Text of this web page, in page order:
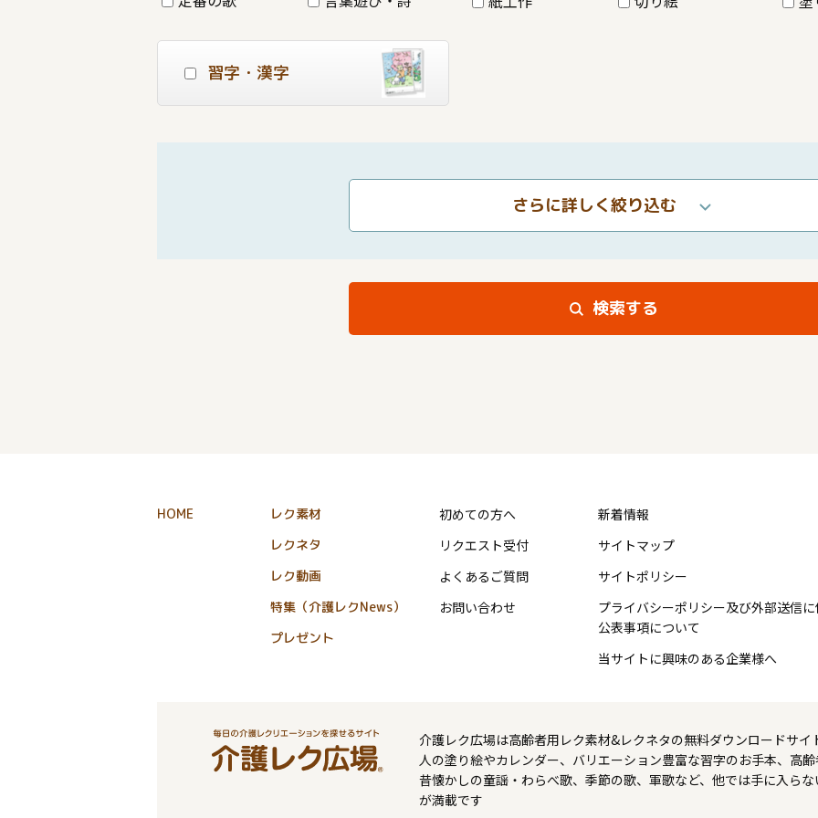
習字・漢字
さらに詳しく絞り込む
検索する
HOME
レク素材
レクネタ
レク動画
特集（介護レクNews）
プレゼント
初めての方へ
リクエスト受付
よくあるご質問
お問い合わせ
新着情報
サイトマップ
サイトポリシー
プライバシーポリシー及び外部送信に
公表事項について
当サイトに興味のある企業様へ
介護レク広場は高齢者用レク素材&レクネタの無料ダウンロードサ
人の塗り絵やカレンダー、バリエーション豊富な習字のお手本、高齢
昔懐かしの童謡・わらべ歌、季節の歌、軍歌など、他では手に入ら
が満載です